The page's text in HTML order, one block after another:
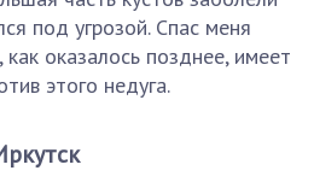
под угрозой. Спас меня
оказалось позднее, имеет
этого недуга.